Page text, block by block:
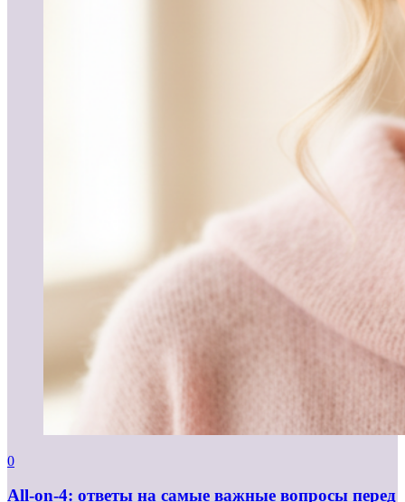
0
All-on-4: ответы на самые важные вопросы перед